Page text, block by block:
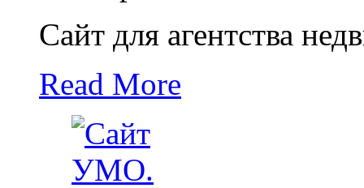
Сайт для агентства
Read More